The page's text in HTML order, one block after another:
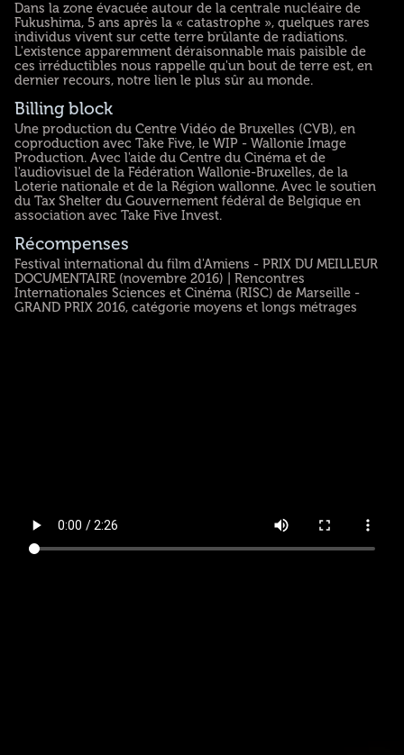
Dans la zone évacuée autour de la centrale nucléaire de
Fukushima, 5 ans après la « catastrophe », quelques rares
individus vivent sur cette terre brûlante de radiations.
L'existence apparemment déraisonnable mais paisible de
ces irréductibles nous rappelle qu'un bout de terre est, en
dernier recours, notre lien le plus sûr au monde.
Billing block
Une production du Centre Vidéo de Bruxelles (CVB), en
coproduction avec Take Five, le WIP - Wallonie Image
Production. Avec l'aide du Centre du Cinéma et de
l'audiovisuel de la Fédération Wallonie-Bruxelles, de la
Loterie nationale et de la Région wallonne. Avec le soutien
du Tax Shelter du Gouvernement fédéral de Belgique en
association avec Take Five Invest.
Récompenses
Festival international du film d'Amiens - PRIX DU MEILLEUR
DOCUMENTAIRE (novembre 2016) | Rencontres
Internationales Sciences et Cinéma (RISC) de Marseille -
GRAND PRIX 2016, catégorie moyens et longs métrages